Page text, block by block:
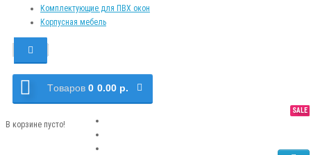
Комплектующие для ПВХ окон
Корпусная мебель
Tоваров 0 0.00 р.
В корзине пусто!
NEW
TOP
SALE